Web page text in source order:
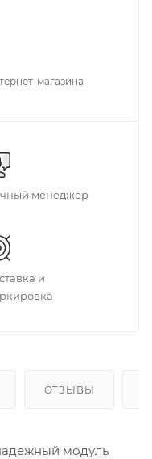
магазина
менеджер
и
ОТЗЫВЫ
модуль